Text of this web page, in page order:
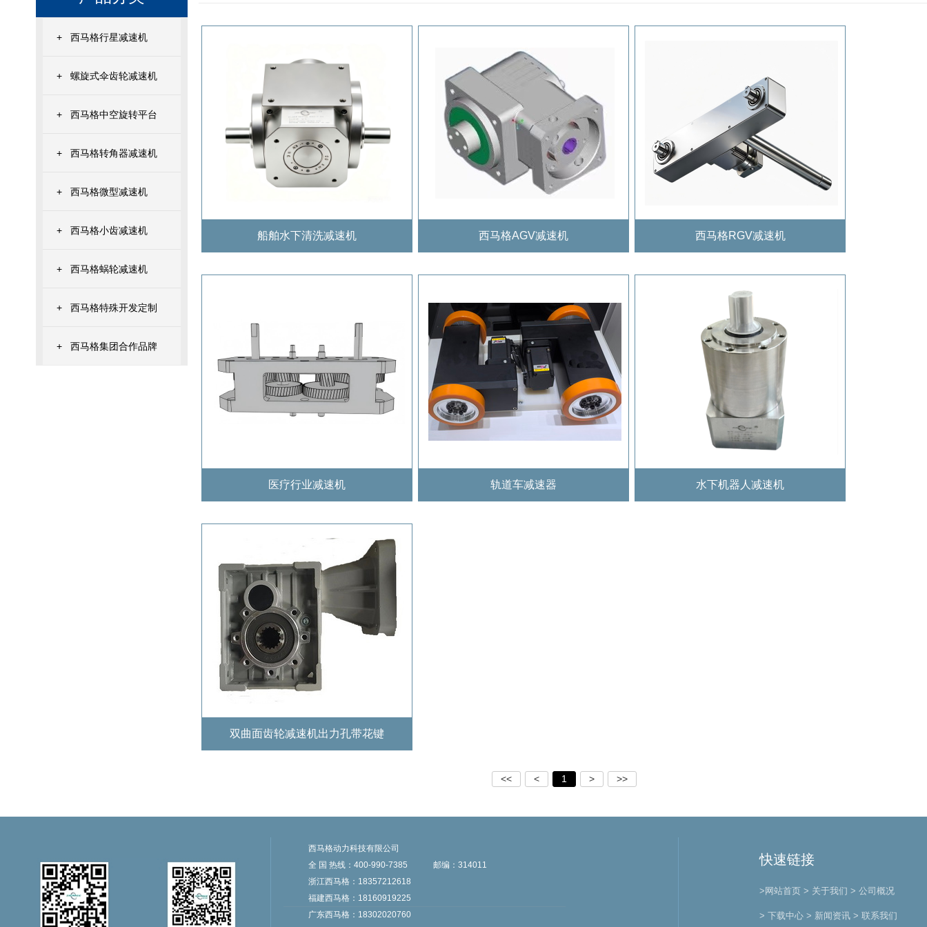
+ 西马格行星减速机
+ 螺旋式伞齿轮减速机
+ 西马格中空旋转平台
+ 西马格转角器减速机
+ 西马格微型减速机
+ 西马格小齿减速机
+ 西马格蜗轮减速机
+ 西马格特殊开发定制
+ 西马格集团合作品牌
船舶水下清洗减速机 西马格AGV减速机 西马格RGV减速机
医疗行业减速机 轨道车减速器 水下机器人减速机
双曲面齿轮减速机出力孔带花键
<< < 1 > >>
西马格动力科技有限公司
全 国 热线：400-990-7385
邮编：314011
浙江西马格：18357212618
福建西马格：18160919225
广东西马格：18302020760
快速链接
>网站首页 > 关于我们 > 公司概况
> 下载中心 > 新闻资讯 > 联系我们